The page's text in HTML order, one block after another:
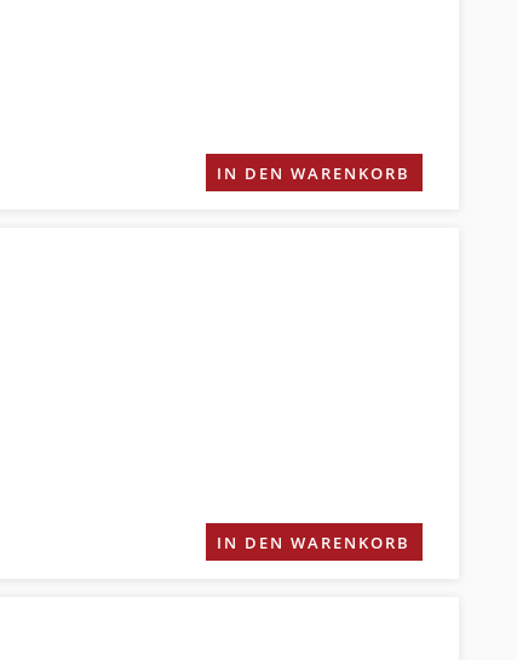
IN DEN WARENKORB
IN DEN WARENKORB